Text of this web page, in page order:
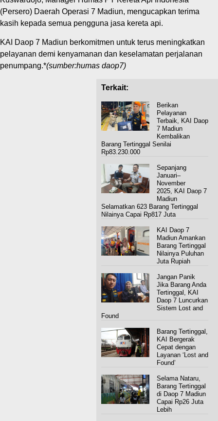
(Persero) Daerah Operasi 7 Madiun, mengucapkan terima
kasih kepada semua pengguna jasa kereta api.
KAI Daop 7 Madiun berkomitmen untuk terus meningkatkan
pelayanan demi kenyamanan dan keselamatan perjalanan
penumpang.*(sumber:humas daop7)
Terkait:
Berikan
Pelayanan
Terbaik, KAI Daop
7 Madiun
Kembalikan
Barang Tertinggal Senilai
Rp83.230.000
Sepanjang
Januari–
November
2025, KAI Daop 7
Madiun
Selamatkan 623 Barang Tertinggal
Nilainya Capai Rp817 Juta
KAI Daop 7
Madiun Amankan
Barang Tertinggal
Nilainya Puluhan
Juta Rupiah
Jangan Panik
Jika Barang Anda
Tertinggal, KAI
Daop 7 Luncurkan
Sistem Lost and
Found
Barang Tertinggal,
KAI Bergerak
Cepat dengan
Layanan ‘Lost and
Found’
Selama Nataru,
Barang Tertinggal
di Daop 7 Madiun
Capai Rp26 Juta
Lebih